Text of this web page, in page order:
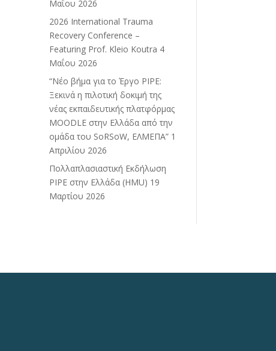
Μαΐου 2026
2026 International Trauma
Recovery Conference –
Featuring Prof. Kleio Koutra 4
Μαΐου 2026
“Νέο βήμα για το Έργο PIPE:
Ξεκινά η πιλοτική δοκιμή της
νέας εκπαιδευτικής πλατφόρμας
ΜΟΟDLE στην Ελλάδα από την
ομάδα του SoRSoW, ΕΛΜΕΠΑ” 1
Απριλίου 2026
Πολλαπλασιαστική Εκδήλωση
PIPE στην Ελλάδα (HMU) 19
Μαρτίου 2026